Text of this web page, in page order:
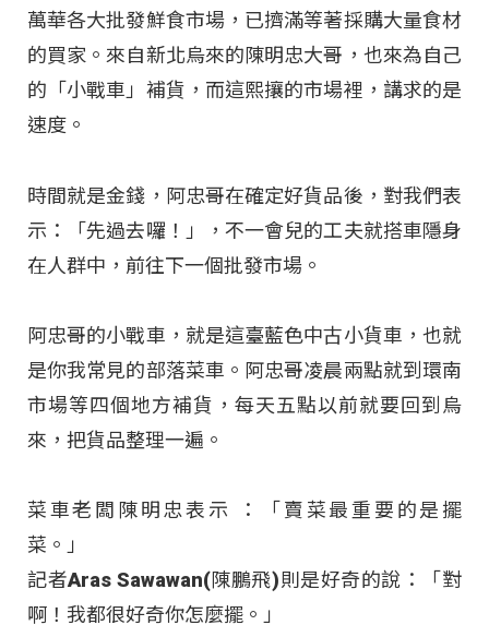
萬華各大批發鮮食市場，已擠滿等著採購大量食材
的買家。來自新北烏來的陳明忠大哥，也來為自己
的「小戰車」補貨，而這熙攘的市場裡，講求的是
速度。
時間就是金錢，阿忠哥在確定好貨品後，對我們表
示：「先過去囉！」，不一會兒的工夫就搭車隱身
在人群中，前往下一個批發市場。
阿忠哥的小戰車，就是這臺藍色中古小貨車，也就
是你我常見的部落菜車。阿忠哥凌晨兩點就到環南
市場等四個地方補貨，每天五點以前就要回到烏
來，把貨品整理一遍。
菜車老闆陳明忠表示 ：「賣菜最重要的是擺
菜。」
記者Aras Sawawan(陳鵬飛)則是好奇的說：「對
啊！我都很好奇你怎麼擺。」